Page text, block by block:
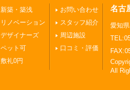
新築・築浅
リノベーション
デザイナーズ
ペット可
敷礼0円
お問い合わせ
スタッフ紹介
周辺施設
口コミ・評価
名古
愛知
All